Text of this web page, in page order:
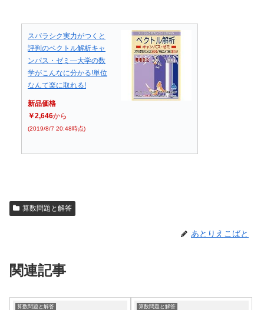
スバラシク実力がつくと
評判のベクトル解析キャ
ンパス・ゼミ―大学の数
学がこんなに分かる!単位
なんて楽に取れる!
新品価格
￥2,646から
(2019/8/7 20:48時点)
算数問題と解答
あとりえこばと
関連記事
算数問題と解答 算数問題と解答